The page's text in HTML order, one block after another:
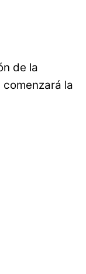
de la
la